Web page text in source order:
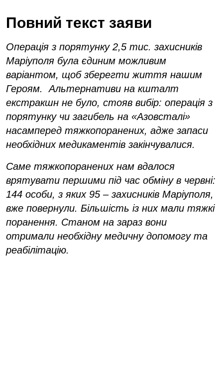
Повний текст заяви
Операція з порятунку 2,5 тис. захисників
Маріуполя була єдиним можливим
варіантом, щоб зберегти життя нашим
Героям. Альтернативи на кшталт
екстракшн не було, стояв вибір: операція з
порятунку чи загибель на «Азовсталі»
насамперед тяжкопоранених, адже запаси
необхідних медикаментів закінчувалися.
Саме тяжкопоранених нам вдалося
врятувати першими під час обміну в червні:
144 особи, з яких 95 – захисників Маріуполя,
вже повернули. Більшість із них мали тяжкі
поранення. Станом на зараз вони
отримали необхідну медичну допомогу та
реабілітацію.